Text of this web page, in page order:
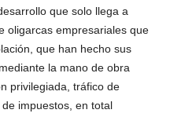
que solo llega a
oligarcas empresariales que
que han hecho sus
la mano de obra
privilegiada, tráfico de
impuestos, en total